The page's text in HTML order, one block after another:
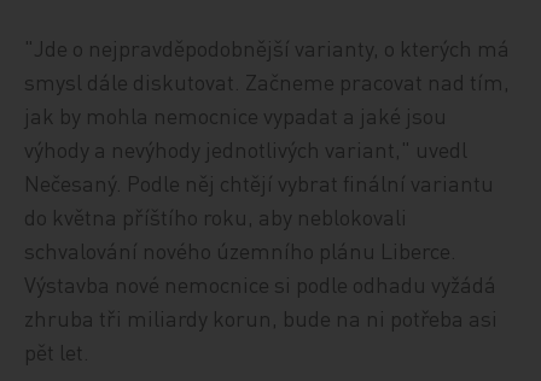
"Jde o nejpravděpodobnější varianty, o kterých má
smysl dále diskutovat. Začneme pracovat nad tím,
jak by mohla nemocnice vypadat a jaké jsou
výhody a nevýhody jednotlivých variant," uvedl
Nečesaný. Podle něj chtějí vybrat finální variantu
do května příštího roku, aby neblokovali
schvalování nového územního plánu Liberce.
Výstavba nové nemocnice si podle odhadu vyžádá
zhruba tři miliardy korun, bude na ni potřeba asi
pět let.